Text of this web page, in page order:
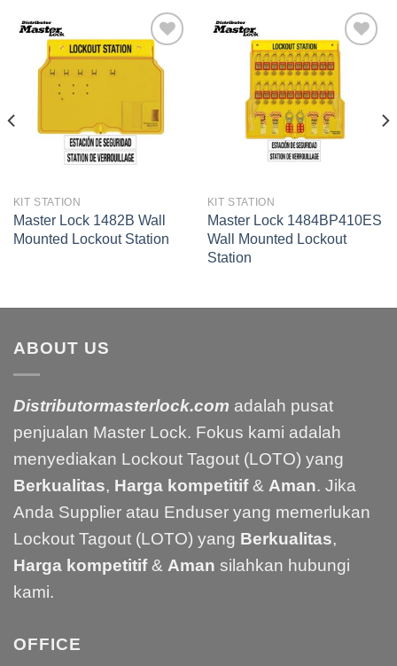
Add to
wishlist
KIT STATION
Master Lock 1482B Wall
Mounted Lockout Station
Add to
KIT STATION
Master Lock 1484BP410ES
Wall Mounted Lockout
Station
ABOUT US
Distributormasterlock.com adalah pusat
penjualan Master Lock. Fokus kami adalah
menyediakan Lockout Tagout (LOTO) yang
Berkualitas, Harga kompetitif& Aman. Jika
Anda Supplier atau Enduser yang memerlukan
Lockout Tagout (LOTO) yang Berkualitas,
Harga kompetitif& Aman silahkan hubungi
kami.
OFFICE